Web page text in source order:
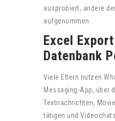
ausprobiert, andere
aufgenommen.
Excel
Datenbank
Viele Eltern nutzen
Messaging-App, über
Textnachrichten,
tätigen und